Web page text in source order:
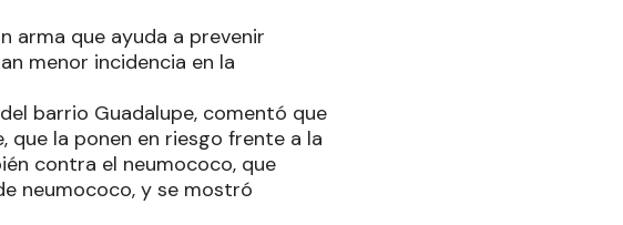
arma que ayuda a prevenir
menor incidencia en la
barrio Guadalupe, comentó que
la ponen en riesgo frente a la
contra el neumococo, que
neumococo, y se mostró